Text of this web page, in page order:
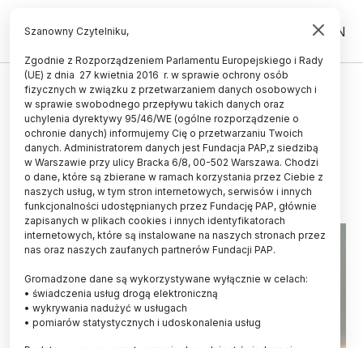
PL EN
CZŁOWIEK
Badacze: codzienny pośpiech nie
musi zabijać życzliwości
29.08.2025
aktualizacja: 29.08.2025
3 minuty czytania
Read the English version of this article
Szanowny Czytelniku,
Zgodnie z Rozporządzeniem Parlamentu Europejskiego i Rady
(UE) z dnia 27 kwietnia 2016 r. w sprawie ochrony osób
fizycznych w związku z przetwarzaniem danych osobowych i
w sprawie swobodnego przepływu takich danych oraz
uchylenia dyrektywy 95/46/WE (ogólne rozporządzenie o
ochronie danych) informujemy Cię o przetwarzaniu Twoich
danych. Administratorem danych jest Fundacja PAP,z siedzibą
w Warszawie przy ulicy Bracka 6/8, 00-502 Warszawa. Chodzi
o dane, które są zbierane w ramach korzystania przez Ciebie z
naszych usług, w tym stron internetowych, serwisów i innych
funkcjonalności udostępnianych przez Fundację PAP, głównie
zapisanych w plikach cookies i innych identyfikatorach
internetowych, które są instalowane na naszych stronach przez
nas oraz naszych zaufanych partnerów Fundacji PAP.
Gromadzone dane są wykorzystywane wyłącznie w celach:
• świadczenia usług drogą elektroniczną
• wykrywania nadużyć w usługach
• pomiarów statystycznych i udoskonalenia usług